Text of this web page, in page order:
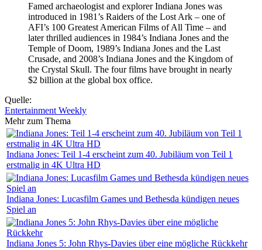
Famed archaeologist and explorer Indiana Jones was
introduced in 1981’s Raiders of the Lost Ark – one of
AFI’s 100 Greatest American Films of All Time – and
later thrilled audiences in 1984’s Indiana Jones and the
Temple of Doom, 1989’s Indiana Jones and the Last
Crusade, and 2008’s Indiana Jones and the Kingdom of
the Crystal Skull. The four films have brought in nearly
$2 billion at the global box office.
Quelle:
Entertainment Weekly
Mehr zum Thema
Indiana Jones: Teil 1-4 erscheint zum 40. Jubiläum von Teil 1
erstmalig in 4K Ultra HD
Indiana Jones: Lucasfilm Games und Bethesda kündigen neues
Spiel an
Indiana Jones 5: John Rhys-Davies über eine mögliche Rückkehr